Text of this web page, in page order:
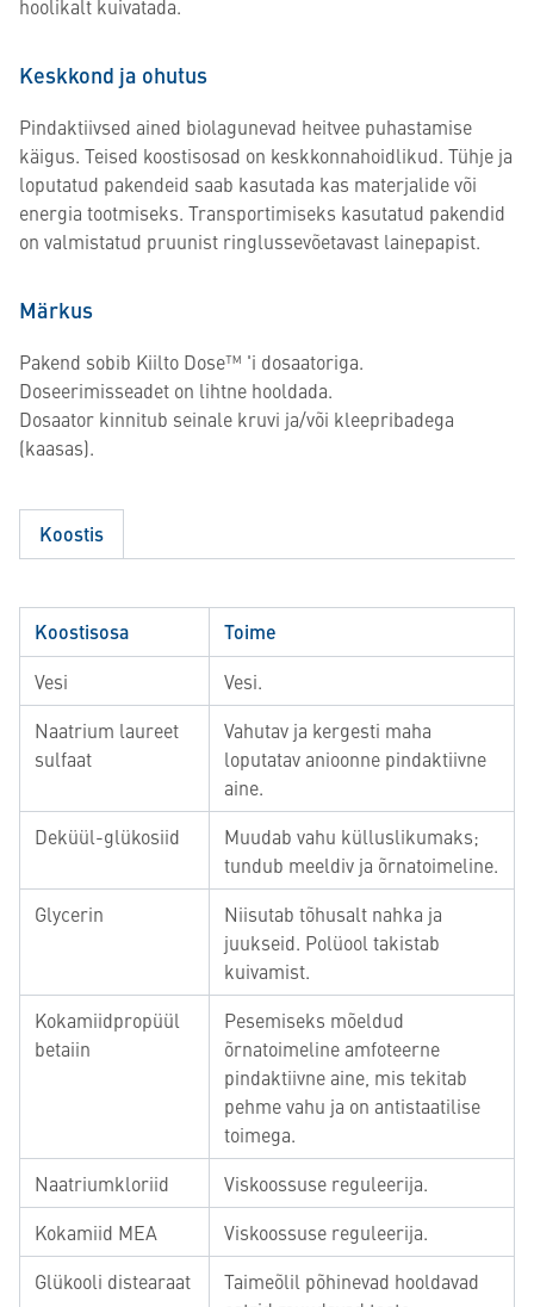
hoolikalt kuivatada.
Keskkond ja ohutus
Pindaktiivsed ained biolagunevad heitvee puhastamise
käigus. Teised koostisosad on keskkonnahoidlikud. Tühje ja
loputatud pakendeid saab kasutada kas materjalide või
energia tootmiseks. Transportimiseks kasutatud pakendid
on valmistatud pruunist ringlussevõetavast lainepapist.
Märkus
Pakend sobib Kiilto Dose™ 'i dosaatoriga.
Doseerimisseadet on lihtne hooldada.
Dosaator kinnitub seinale kruvi ja/või kleepribadega
(kaasas).
Koostis
Koostisosa Toime
Vesi
Vesi.
Naatrium laureet
sulfaat
Vahutav ja kergesti maha
loputatav anioonne pindaktiivne
aine.
Deküül-glükosiid
Muudab vahu külluslikumaks;
tundub meeldiv ja õrnatoimeline.
Glycerin
Niisutab tõhusalt nahka ja
juukseid. Polüool takistab
kuivamist.
Kokamiidpropüül
betaiin
Pesemiseks mõeldud
õrnatoimeline amfoteerne
pindaktiivne aine, mis tekitab
pehme vahu ja on antistaatilise
toimega.
Naatriumkloriid
Viskoossuse reguleerija.
Kokamiid MEA
Viskoossuse reguleerija.
Glükooli distearaat
Taimeõlil põhinevad hooldavad